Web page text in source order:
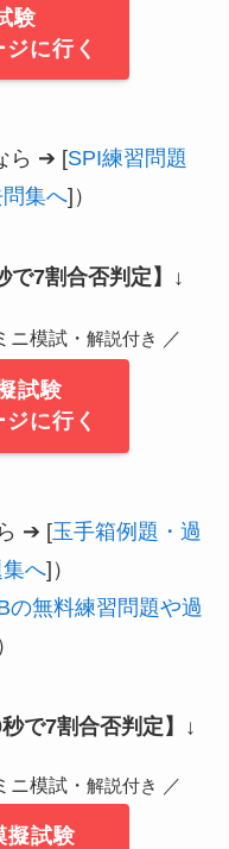
験
に行く
ら ➔ [SPI練習問題
問集へ]）
で7割合否判定】 ↓
ニ模試・ 解説付き ／
試験
に行く
➔ [玉手箱例題・過
へ]）
の無料練習問題や過
で7割合否判定】 ↓
ニ模試・ 解説付き ／
擬試験